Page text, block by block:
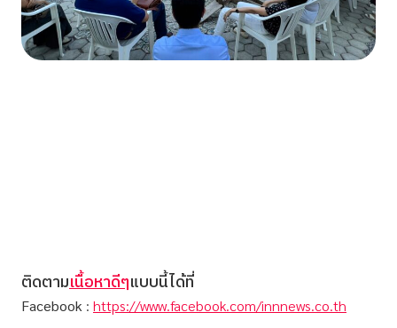
ติดตามเนื้อหาดีๆแบบนี้ได้ที่
Facebook : https://www.facebook.com/innnews.co.th